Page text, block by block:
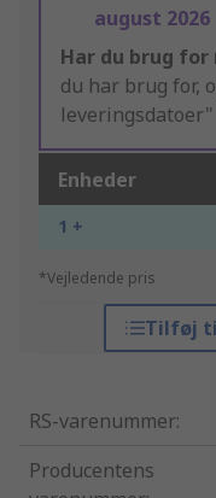
august 2026
Har du brug for
du har brug for,
leveringsdatoer"
Enheder
1 +
*Vejledende pris
Tilføj
RS-varenummer:
Producentens